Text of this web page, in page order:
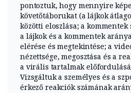
pontoztuk, hogy mennyire
követőtáborukat (a lájkok
közötti eloszlása; a kommentek
a lájkok és a kommentek
elérése és megtekintése; a
nézettsége, megosztása és a
a virális tartalmak
Vizsgáltuk a személyes és a
érkező reakciók számának